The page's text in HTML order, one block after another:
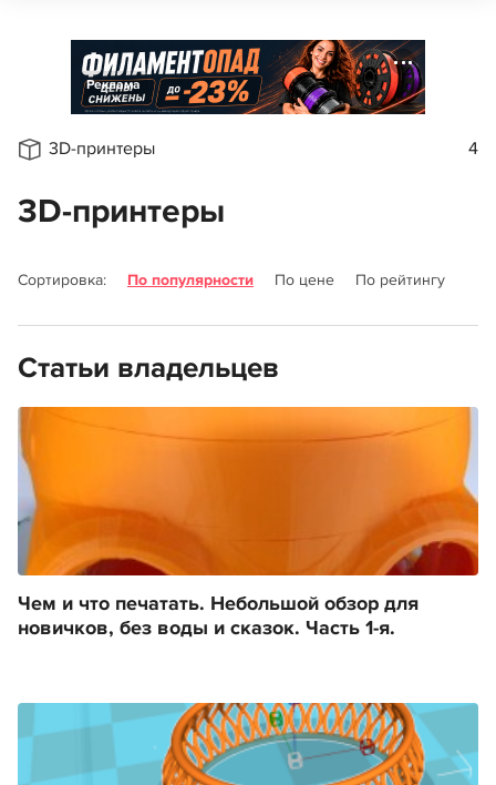
Реклама
3D-принтеры 4
3D-принтеры
Сортировка: По популярности По цене По рейтингу
Статьи владельцев
Чем и что печатать. Небольшой обзор для
новичков, без воды и сказок. Часть 1-я.